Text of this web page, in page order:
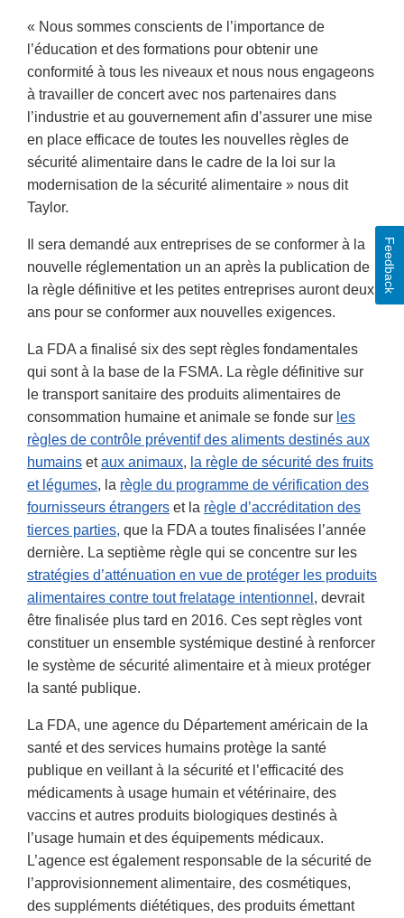
« Nous sommes conscients de l’importance de
l’éducation et des formations pour obtenir une
conformité à tous les niveaux et nous nous engageons
à travailler de concert avec nos partenaires dans
l’industrie et au gouvernement afin d’assurer une mise
en place efficace de toutes les nouvelles règles de
sécurité alimentaire dans le cadre de la loi sur la
modernisation de la sécurité alimentaire » nous dit
Taylor.
Il sera demandé aux entreprises de se conformer à la
nouvelle réglementation un an après la publication de
la règle définitive et les petites entreprises auront deux
ans pour se conformer aux nouvelles exigences.
La FDA a finalisé six des sept règles fondamentales
qui sont à la base de la FSMA. La règle définitive sur
le transport sanitaire des produits alimentaires de
consommation humaine et animale se fonde sur les
règles de contrôle préventif des aliments destinés aux
humains etaux animaux, la règle de sécurité des fruits
et légumes, la règle du programme de vérification des
fournisseurs étrangers et la règle d’accréditation des
tierces parties, que la FDA a toutes finalisées l’année
dernière. La septième règle qui se concentre sur les
stratégies d’atténuation en vue de protéger les produits
alimentaires contre tout frelatage intentionnel , devrait
être finalisée plus tard en 2016. Ces sept règles vont
constituer un ensemble systémique destiné à renforcer
le système de sécurité alimentaire et à mieux protéger
la santé publique.
La FDA, une agence du Département américain de la
santé et des services humains protège la santé
publique en veillant à la sécurité et l’efficacité des
médicaments à usage humain et vétérinaire, des
vaccins et autres produits biologiques destinés à
l’usage humain et des équipements médicaux.
L’agence est également responsable de la sécurité de
l’approvisionnement alimentaire, des cosmétiques,
des suppléments diététiques, des produits émettant
Feedback